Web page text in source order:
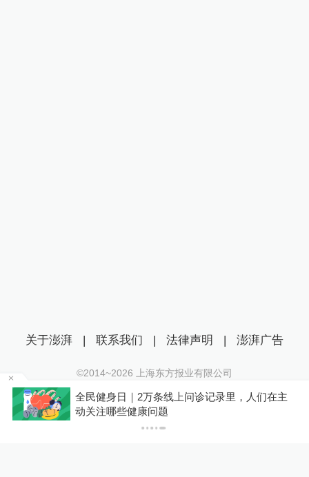
全民健身日｜2万条线上问诊记录里，人们在主
动关注哪些健康问题
关于澎湃 | 联系我们 | 法律声明 | 澎湃广告
©2014~2026 上海东方报业有限公司
沪ICP证：沪B2-20170116 | 沪ICP备14003370号
互联网新闻信息服务许可证：31120170006
沪公网安备 31010602000299号